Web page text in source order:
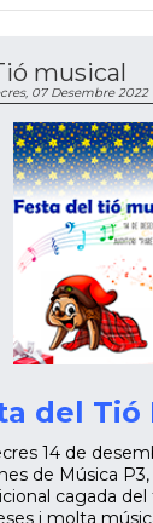
musical
07 Desembre 2022
del Tió
14 de
de Música
cagada